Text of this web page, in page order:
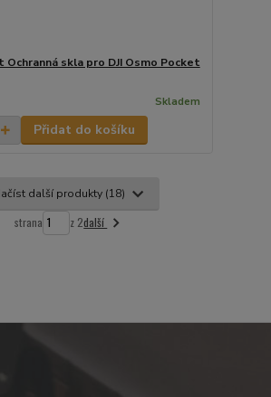
Ochranná skla pro DJI Osmo Pocket
Skladem
Přidat do košíku
další produkty (18)
strana z 2další